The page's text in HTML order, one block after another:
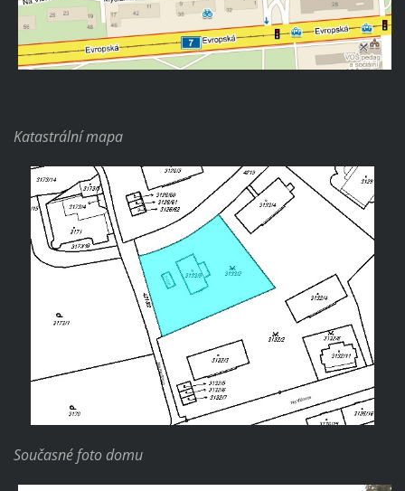
Katastrální mapa
Současné foto domu